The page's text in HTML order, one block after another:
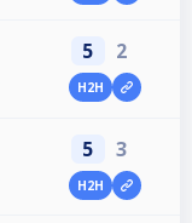
5 2
H2H
5 3
H2H